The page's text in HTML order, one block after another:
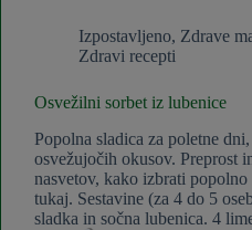
Izpostavljeno, Zdrave
Zdravi recepti
Osvežilni sorbet iz lubenice
Popolna sladica za poletne
osvežujočih okusov. Preprost
nasvetov, kako izbrati
tukaj. Sestavine (za 4 do 5
sladka in sočna lubenica. 4